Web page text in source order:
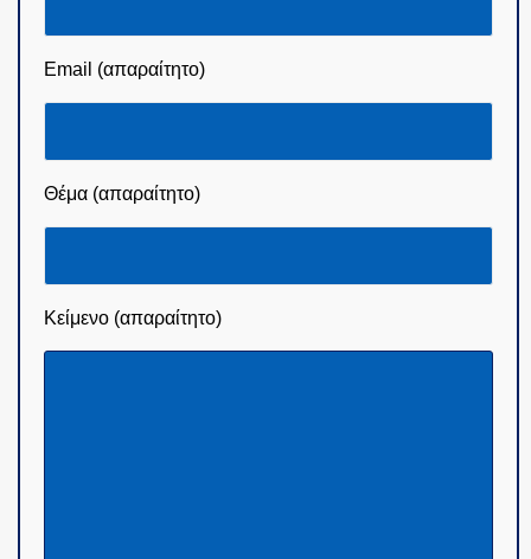
Email (απαραίτητο)
Θέμα (απαραίτητο)
Κείμενο (απαραίτητο)